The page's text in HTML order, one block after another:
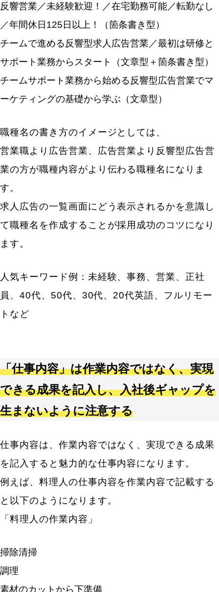
キーワードから記事を検索
カテゴリから記事を検索
反響営業／未経験歓迎！／在宅勤務可能／転勤なし
／年間休日125日以上！（箇条書き型）
チームで進める反響型求人広告営業／最初は研修と
サポート業務からスタート（文章型＋箇条書き型）
チームサポート業務から始める反響型広告営業でマ
ーケティングの基礎から学ぶ（文章型）
職種名の書き方のイメージとしては、
営業職より広告営業、広告営業より反響型広告営
業の方が職種内容がより伝わる職種名になりま
す。
求人広告の一覧画面にどう表示されるかを意識し
て職種名を作成することが採用成功のコツになり
ます。
人気キーワード例：未経験、事務、営業、正社
員、40代、50代、30代、20代英語、フルリモー
トなど
「仕事内容」は作業内容ではなく、実現
できる成果を記入し、入社後ギャップを
生まないように注意する
仕事内容は、作業内容ではなく、実現できる成果
を記入すると魅力的な仕事内容になります。
例えば、料理人の仕事内容を作業内容で記載する
と以下のようになります。
「料理人の作業内容」
掃除清掃
調理
素材のカットから下準備